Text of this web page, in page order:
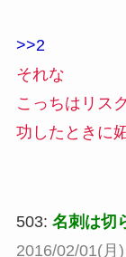
>>2
それな
こっちはリス
功したときに
503: 名刺は切
2016/02/01(月